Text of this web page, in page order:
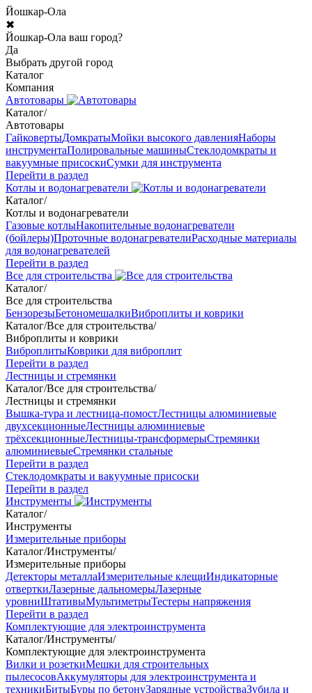
Йошкар-Ола
✖
Йошкар-Ола ваш город?
Да
Выбрать другой город
Каталог
Компания
Автотовары
Каталог/
Автотовары
ГайковертыДомкратыМойки высокого давленияНаборы
инструментаПолировальные машиныСтеклодомкраты и
вакуумные присоскиСумки для инструмента
Перейти в раздел
Котлы и водонагреватели
Каталог/
Котлы и водонагреватели
Газовые котлыНакопительные водонагреватели
(бойлеры)Проточные водонагревателиРасходные материалы
для водонагревателей
Перейти в раздел
Все для строительства
Каталог/
Все для строительства
БензорезыБетономешалкиВиброплиты и коврики
Каталог/Все для строительства/
Виброплиты и коврики
ВиброплитыКоврики для виброплит
Перейти в раздел
Лестницы и стремянки
Каталог/Все для строительства/
Лестницы и стремянки
Вышка-тура и лестница-помостЛестницы алюминиевые
двухсекционныеЛестницы алюминиевые
трёхсекционныеЛестницы-трансформерыСтремянки
алюминиевыеСтремянки стальные
Перейти в раздел
Стеклодомкраты и вакуумные присоски
Перейти в раздел
Инструменты
Каталог/
Инструменты
Измерительные приборы
Каталог/Инструменты/
Измерительные приборы
Детекторы металлаИзмерительные клещиИндикаторные
отверткиЛазерные дальномерыЛазерные
уровниШтативыМультиметрыТестеры напряжения
Перейти в раздел
Комплектующие для электроинструмента
Каталог/Инструменты/
Комплектующие для электроинструмента
Вилки и розеткиМешки для строительных
пылесосовАккумуляторы для электроинструмента и
техникиБитыБуры по бетонуЗарядные устройстваЗубила и